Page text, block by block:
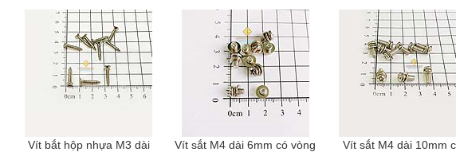
Vít bắt hộp nhựa M3 dài
Vít sắt M4 dài 6mm có vòng
Vít sắt M4 dài 10mm